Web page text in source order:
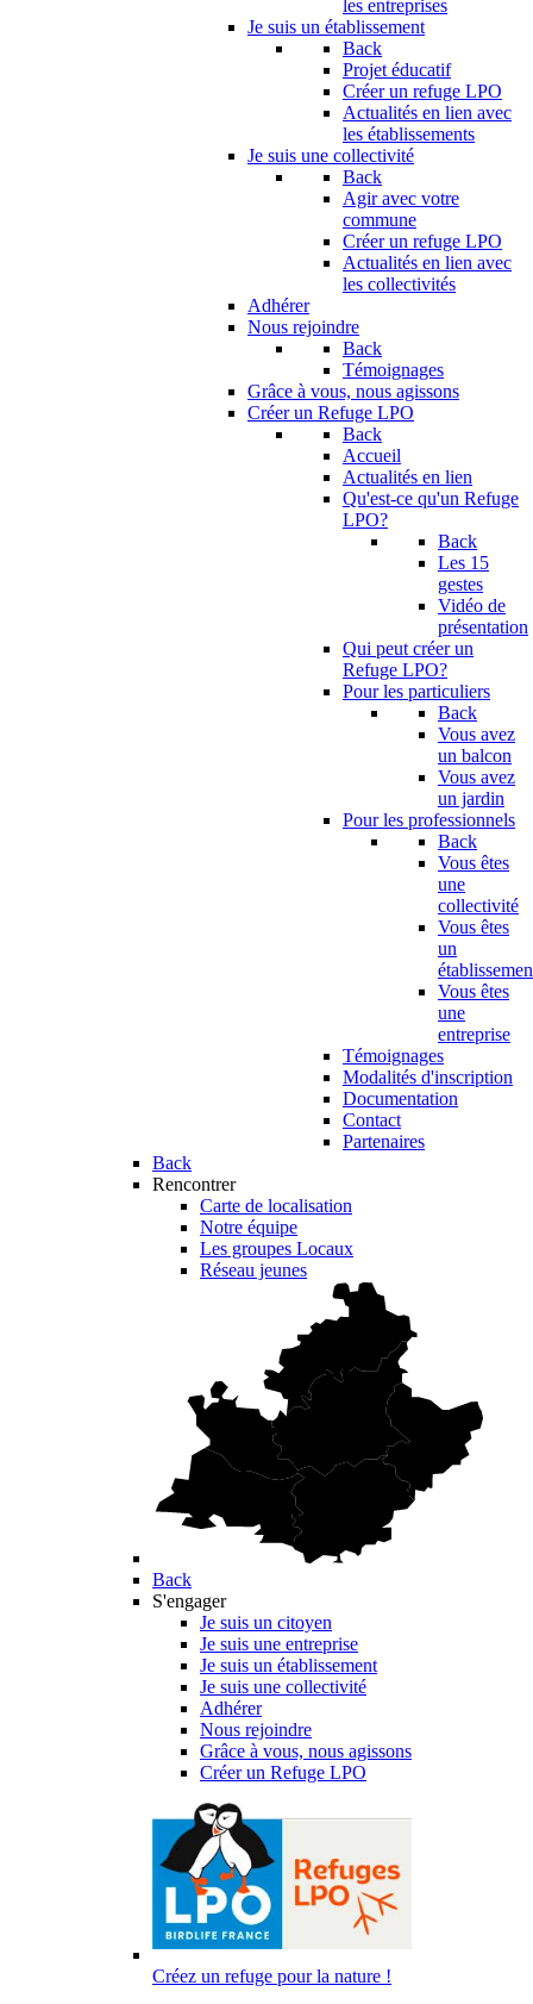
les entreprises
Je suis un établissement
Back
Projet éducatif
Créer un refuge LPO
Actualités en lien avec
les établissements
Je suis une collectivité
Back
Agir avec votre
commune
Créer un refuge LPO
Actualités en lien avec
les collectivités
Adhérer
Nous rejoindre
Back
Témoignages
Grâce à vous, nous agissons
Créer un Refuge LPO
Back
Accueil
Actualités en lien
Qu'est-ce qu'un Refuge
LPO?
Back
Les 15
gestes
Vidéo de
présentation
Qui peut créer un
Refuge LPO?
Pour les particuliers
Back
Vous avez
un balcon
Vous avez
un jardin
Pour les professionnels
Back
Vous êtes
une
collectivité
Vous êtes
un
Vous êtes
une
entreprise
Témoignages
Modalités d'inscription
Documentation
Contact
Partenaires
Back
Rencontrer
Carte de localisation
Notre équipe
Les groupes Locaux
Réseau jeunes
Back
S'engager
Je suis un citoyen
Je suis une entreprise
Je suis un établissement
Je suis une collectivité
Adhérer
Nous rejoindre
Grâce à vous, nous agissons
Créer un Refuge LPO
Créez un refuge pour la nature !